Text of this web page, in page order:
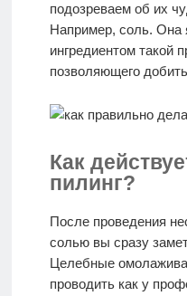
Моя
История
Врачи-
авторы
подозреваем об их
Например, соль. Она
ингредиентом такой
позволяющего
Как
пилинг?
После проведения
солью вы сразу
Целебные
проводить как у